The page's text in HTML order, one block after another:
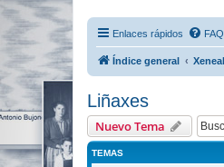
Enlaces rápidos FAQ
Índice general
Liñaxes
Nuevo Tema
TEMAS